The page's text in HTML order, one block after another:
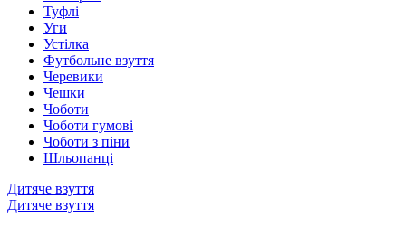
Туфлі
Уги
Устілка
Футбольне взуття
Черевики
Чешки
Чоботи
Чоботи гумові
Чоботи з піни
Шльопанці
Дитяче взуття
Дитяче взуття